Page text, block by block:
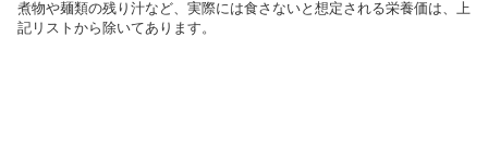
煮物や麺類の残り汁など、実際には食さないと想定される栄養価は、上
記リストから除いてあります。